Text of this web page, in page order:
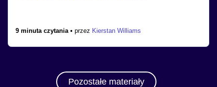
9 minuta czytania • przez Kierstan Williams
Pozostałe materiały